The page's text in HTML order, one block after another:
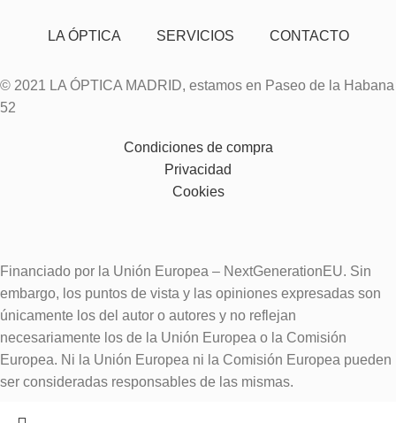
LA ÓPTICA SERVICIOS CONTACTO
© 2021 LA ÓPTICA MADRID, estamos en Paseo de la Habana
52
Condiciones de compra
Privacidad
Cookies
Financiado por la Unión Europea – NextGenerationEU. Sin
embargo, los puntos de vista y las opiniones expresadas son
únicamente los del autor o autores y no reflejan
necesariamente los de la Unión Europea o la Comisión
Europea. Ni la Unión Europea ni la Comisión Europea pueden
ser consideradas responsables de las mismas.